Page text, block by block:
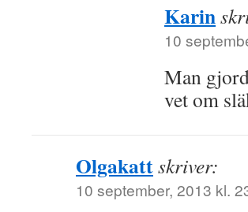
Karin
10
Man
vet om
Olgakattskriver:
10 september, 2013 kl.